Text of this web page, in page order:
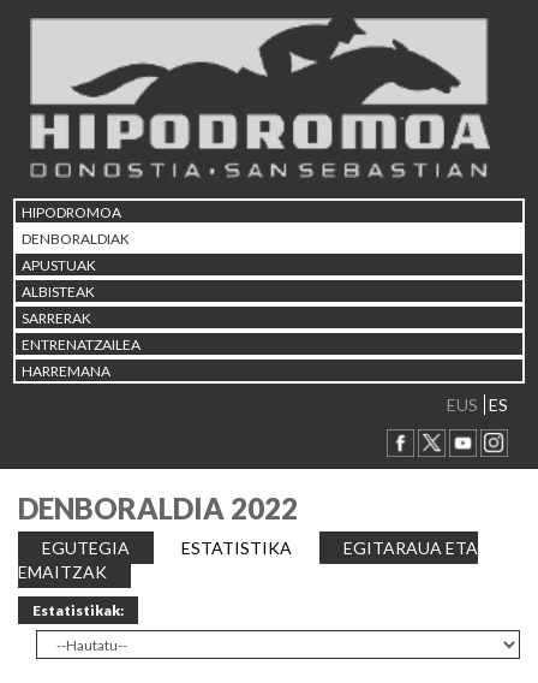
HIPODROMOA
DENBORALDIAK
APUSTUAK
ALBISTEAK
SARRERAK
ENTRENATZAILEA
HARREMANA
EUS ES
DENBORALDIA 2022
EGUTEGIA ESTATISTIKA
EGITARAUA ETA
EMAITZAK
Estatistikak: